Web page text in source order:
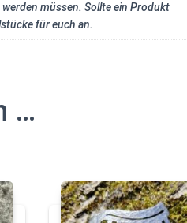
müssen. Sollte ein Produkt
für euch an.
…